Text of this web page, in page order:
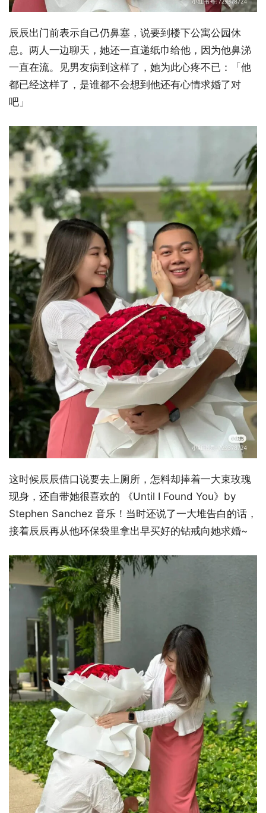
辰辰出门前表示自己仍鼻塞，说要到楼下公寓公园休
息。两人一边聊天，她还一直递纸巾给他，因为他鼻涕
一直在流。见男友病到这样了，她为此心疼不已：「他
都已经这样了，是谁都不会想到他还有心情求婚了对
吧」
这时候辰辰借口说要去上厕所，怎料却捧着一大束玫瑰
现身，还自带她很喜欢的 《Until I Found You》by
Stephen Sanchez 音乐！当时还说了一大堆告白的话，
接着辰辰再从他环保袋里拿出早买好的钻戒向她求婚~